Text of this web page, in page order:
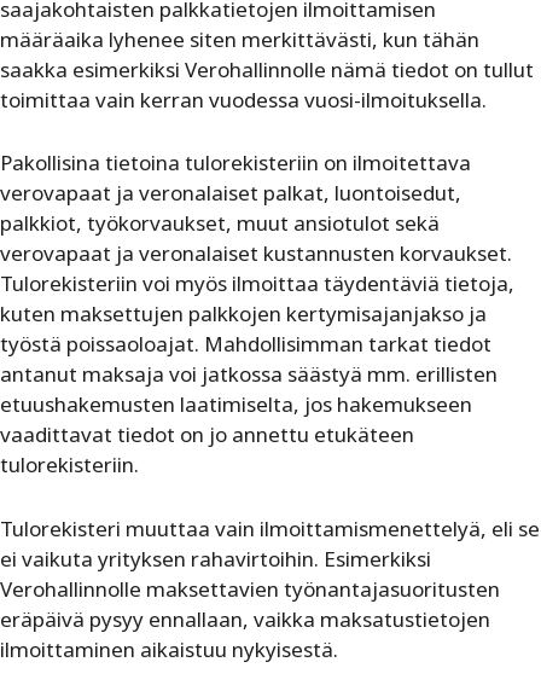
saajakohtaisten palkkatietojen ilmoittamisen
määräaika lyhenee siten merkittävästi, kun tähän
saakka esimerkiksi Verohallinnolle nämä tiedot on tullut
toimittaa vain kerran vuodessa vuosi-ilmoituksella.
Pakollisina tietoina tulorekisteriin on ilmoitettava
verovapaat ja veronalaiset palkat, luontoisedut,
palkkiot, työkorvaukset, muut ansiotulot sekä
verovapaat ja veronalaiset kustannusten korvaukset.
Tulorekisteriin voi myös ilmoittaa täydentäviä tietoja,
kuten maksettujen palkkojen kertymisajanjakso ja
työstä poissaoloajat. Mahdollisimman tarkat tiedot
antanut maksaja voi jatkossa säästyä mm. erillisten
etuushakemusten laatimiselta, jos hakemukseen
vaadittavat tiedot on jo annettu etukäteen
tulorekisteriin.
Tulorekisteri muuttaa vain ilmoittamismenettelyä, eli se
ei vaikuta yrityksen rahavirtoihin. Esimerkiksi
Verohallinnolle maksettavien työnantajasuoritusten
eräpäivä pysyy ennallaan, vaikka maksatustietojen
ilmoittaminen aikaistuu nykyisestä.